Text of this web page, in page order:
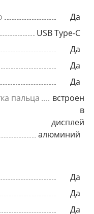
Да
USB Type-C
Да
Да
Да
пальца
встроен
в
дисплей
алюминий
Да
Да
Да